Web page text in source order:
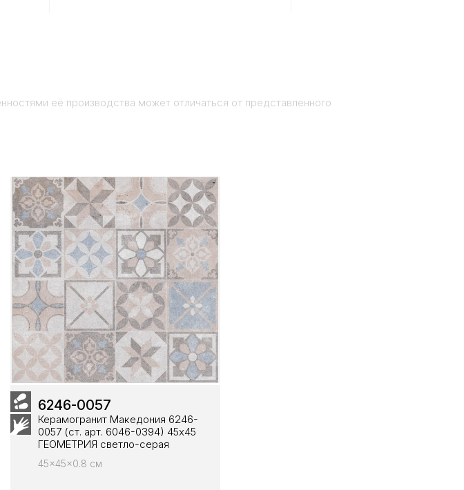
её производства может отличаться от представленного
6246-0057
Керамогранит Македония 6246-
0057 (ст. арт. 6046-0394) 45х45
ГЕОМЕТРИЯ светло-серая
45x45x0.8 см